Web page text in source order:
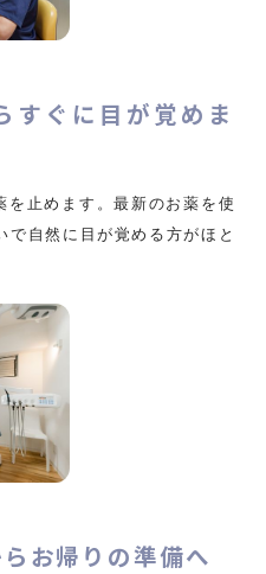
すぐに目が覚めま
止めます。最新のお薬を使
で自然に目が覚める方がほと
お帰りの準備へ